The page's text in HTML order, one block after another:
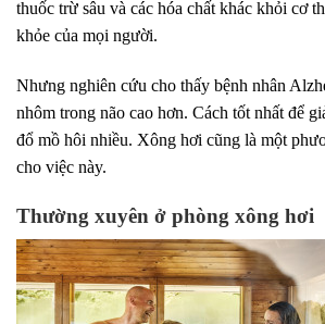
thuốc trừ sâu và các hóa chất khác khỏi cơ
khỏe của mọi người.
Nhưng nghiên cứu cho thấy bệnh nhân
nhôm trong não cao hơn. Cách tốt nhất để
đổ mồ hôi nhiều. Xông hơi cũng là một
cho việc này.
Thường xuyên ở phòng xông hơi